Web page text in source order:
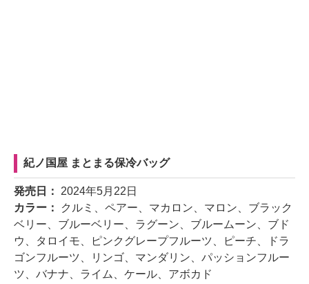
紀ノ国屋 まとまる保冷バッグ
発売日： 2024年5月22日
カラー：
クルミ、ペアー、マカロン、マロン、ブラック
ベリー、ブルーベリー、ラグーン、ブルームーン、ブド
ウ、タロイモ、ピンクグレープフルーツ、ピーチ、ドラ
ゴンフルーツ、リンゴ、マンダリン、パッションフルー
ツ、バナナ、ライム、ケール、アボカド